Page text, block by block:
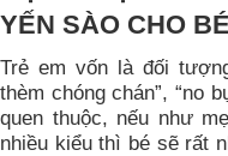
YẾN SÀO CHO BÉ
Trẻ em vốn là đối
thèm chóng chán”, “no
quen thuộc, nếu như
nhiều kiểu thì bé sẽ rất